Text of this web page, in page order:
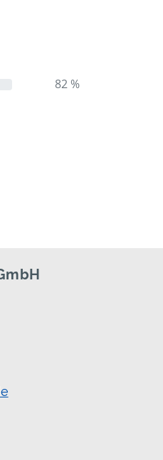
82 %